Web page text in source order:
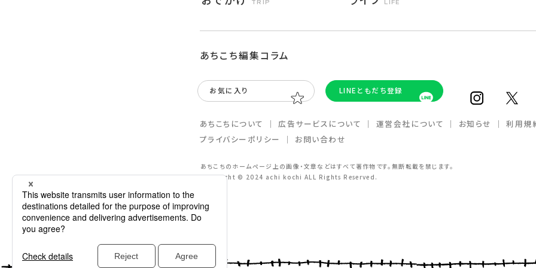
あちこち編集コラム
お気に入り LINEともだち登録
あちこちについて ｜ 広告サービスについて ｜ 運営会社について ｜ お知らせ ｜
利⽤規
プライバシーポリシー
｜ お問い合わせ
あちこちのホームページ上の画像・⽂章などはすべて著作物です。無断転載を禁じます。
Copyright © 2024 achi kochi ALL Rights Reserved.